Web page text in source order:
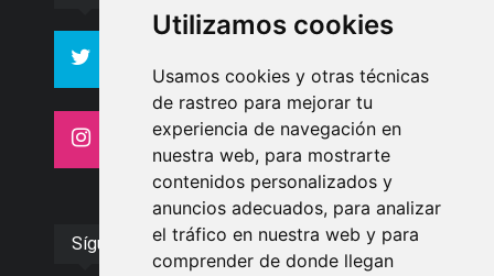
Utilizamos cookies
Usamos cookies y otras técnicas
de rastreo para mejorar tu
experiencia de navegación en
nuestra web, para mostrarte
contenidos personalizados y
anuncios adecuados, para analizar
el tráfico en nuestra web y para
comprender de donde llegan
Seguidores
Seguidores
4413
Seguidores
26
Seguidores
Síguenos